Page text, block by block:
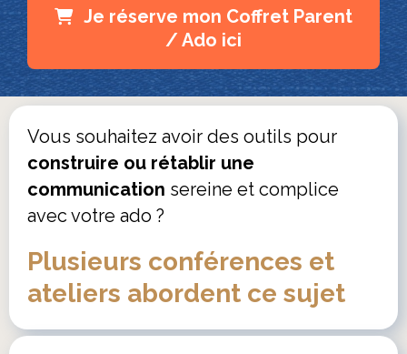
Je réserve mon Coffret Parent
/ Ado ici
Vous souhaitez avoir des outils pour
construire ou rétablir une
communication sereine et complice
avec votre ado ?
Plusieurs conférences et
ateliers abordent ce sujet